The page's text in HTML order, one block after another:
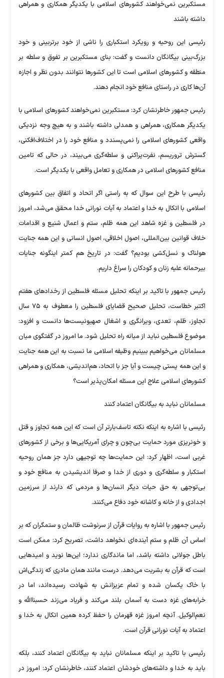
مستکبرین نمی‌خواهند کشور‌های اسلامی با یکدیگر همکاری و همراهی
داشته باشند
رئیسی این روحیه و رویکرد استکباری را ناشی از خود برتربینی و خود
بزرگ‌بینی بیگانگان دانست و گفت: بنای مستکبرین بر تفوق و سلطه بر
منطقه و کشور‌های اسلامی است تا این کشور‌ها نتوانند بدون نظر و اجازه
آن‌ها کاری در راستای منافع خود انجام دهند.
رئیس جمهور خاطرنشان کرد: مستکبرین نمی‌خواهند کشور‌های اسلامی با
یکدیگر همکاری، همراهی و همدلی داشته باشند و به هیچ وجه نزدیکی
واقعی کشور‌های اسلامی را نمی‌پسندد و منافع خود را در اختلاف‌افکنی،
گسترش تروریسم، نفرت‌پراکنی و سلطه‌گری می‌بیند، در حالی که تامین
منافع کشور‌های اسلامی در همکاری و تعامل واقعی با یکدیگر است.
رئیسی با طرح این سوال که به راستی اگر اتحاد و اتفاق بین کشور‌های
اسلامی با اتکال به خدا و اعتماد به آیات نورانی خدا محقق می‌شد، امروز
در فلسطین و غزه شاهد این همه ظلم، ستم و اعمال شنیع و اقدامات
خلاف قوانین بین‌المللی، اصول اخلاقی، اصول انسانی و این همه جنایت
هولناک و نسل‌کشی بودیم؟ گفت: در تاریخ هم کمتر اینگونه جنایات
بیرحمانه علیه زنان و کودکان را سراغ داریم.
رئیس جمهور با تاکید بر اینکه تحلیل مسئله فلسطین از رخداد‌های هفتم
اکتبر خطاست، تحلیل صحیح قضایای فلسطین را معطوف به ۷۵ سال
تجاوز، ظلم، تعدی، ویرانگری و اشغال صهیونیست‌ها دانست و افزود:
موضوع فلسطین نباید از میانه راه تحلیل شود. ما امروز در گفتگوی میان
مسلمانان می‌خواهیم ببینیم وظیفه اسلامی ما نسبت به این همه جنایت
و این همه پستی چیست و آیا جز با اتحاد، هم‌اندیشی، همکاری و همراهی
کشور‌های اسلامی علاج این مسئله امکان‌پذیر است؟
مسلمانان نباید به بیگانگان اعتماد کنند
رئیسی با اشاره به اینکه نکته تاسف‌بارتر آن است که این همه تجاوز و قتل
و خونریزی مورد حمایت بی‌چون و چرای آمریکایی‌ها و برخی از کشور‌های
غربی است، اظهار کرد: این حمایت‌ها چه توجیهی دارد جز همان روحیه
استکبار و سلطه‌گری و دوری از خدا و صرفا اندیشیدن به منافع خود و
بی‌توجهی به حق حیات دیگر انسان‌ها و مردمی که دارند از سرزمین
اجدادی و از خانه و کاشانه خود دفاع می‌کنند.
رئیس جمهور با اشاره به روایات قرآن از سرنوشت ظالمان و ستمگران که بر
اساس آن ظلم و ستم آینده‌ای نخواهد داشت، تصریح کرد: ممکن است
باطل جولانی داشته باشد، اما ماندگاری ندارد؛ این‌ها نوید و امید‌هایی
است که قرآن به بشریت می‌دهد. درست مانند همان مادری که زندگی‌اش
با خاک یکسان شده و تمام عزیزانش به شهادت رسیده‌اند، اما در
خرابه‌های غزه دست به آسمان بلند می‌کند و فریاد می‌زند حسبنا‌الله و
نعم‌الوکیل. آنچه امروز غزه قهرمان را حفظ کرده همین اتکال به خدا و
اعتماد به آیات نورانی قرآن است.
رئیسی با تاکید بر اینکه مسلمانان نباید به بیگانگان اعتماد کنند، بلکه
باید به خدا و داشته‌های خودشان اعتماد کنند، خاطرنشان کرد: امروز در